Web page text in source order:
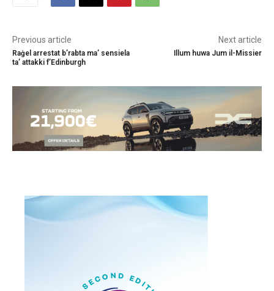
Previous article
Raġel arrestat b’rabta ma’ sensiela
ta’ attakki f’Edinburgh
Next article
Illum huwa Jum il-Missier